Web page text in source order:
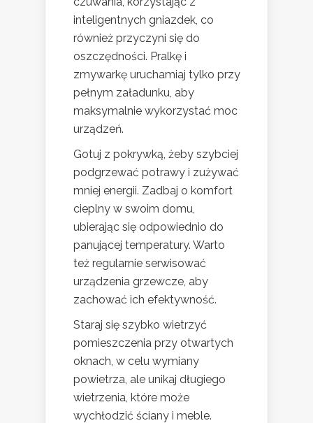
inteligentnych gniazdek, co
również przyczyni się do
oszczędności. Pralkę i
zmywarkę uruchamiaj tylko przy
pełnym załadunku, aby
maksymalnie wykorzystać moc
urządzeń.
Gotuj z pokrywką, żeby szybciej
podgrzewać potrawy i zużywać
mniej energii. Zadbaj o komfort
cieplny w swoim domu,
ubierając się odpowiednio do
panującej temperatury. Warto
też regularnie serwisować
urządzenia grzewcze, aby
zachować ich efektywność.
Staraj się szybko wietrzyć
pomieszczenia przy otwartych
oknach, w celu wymiany
powietrza, ale unikaj długiego
wietrzenia, które może
wychłodzić ściany i meble.